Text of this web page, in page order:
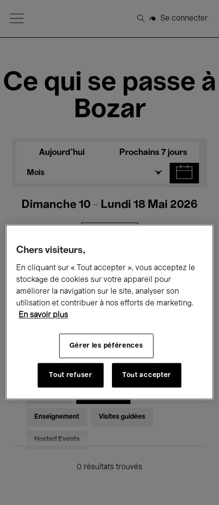
Open Menu
Rechercher
Se connecter
Ce qui se passe à
Bozar
Aujourd'hui Prochains 7 jours
Mois
Dimanche 10 - Lundi 18 Mai 2026
Tous les événements Concerts
Expositions Performances
Rencontres & Débats
Musique classique Global Music
Enseignement Visites guidées
Hosted Events
0 résultats trouvés
Chers visiteurs,
En cliquant sur « Tout accepter », vous acceptez le
stockage de cookies sur votre appareil pour
améliorer la navigation sur le site, analyser son
utilisation et contribuer à nos efforts de marketing.
En savoir plus
Gérer les péférences
Tout refuser Tout accepter